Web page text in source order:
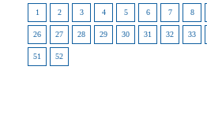
1 2 3 4 5 6 7 8
26 27 28 29 30 31 32 33
51 52